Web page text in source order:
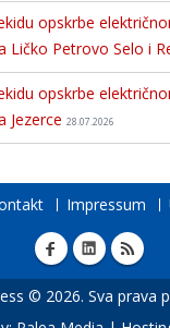
opskrbe
Ličko Petrovo Selo i
opskrbe
Jezerce 28.07.2026
Impressum
© 2026. Sva prava